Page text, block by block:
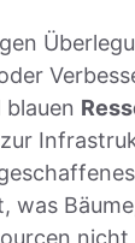
was